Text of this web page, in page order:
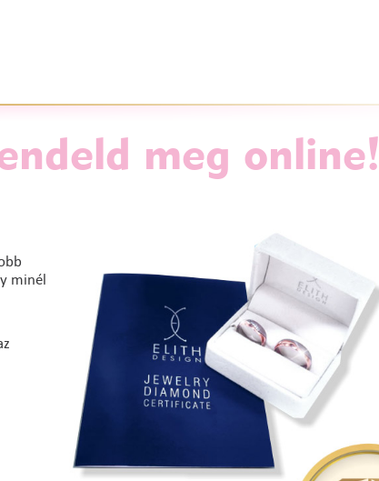
meg online!
minél